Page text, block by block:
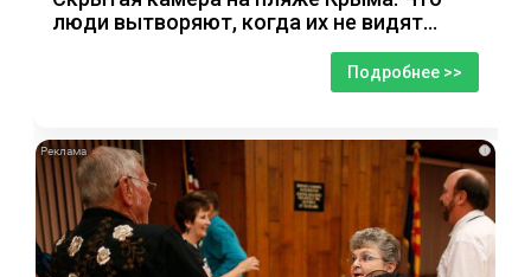
люди вытворяют, когда их не видят...
Подробнее >>
i